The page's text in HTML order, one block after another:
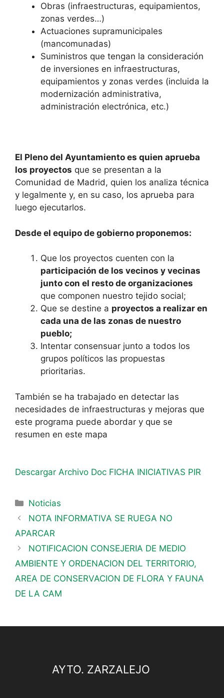
Obras (infraestructuras, equipamientos,
zonas verdes…)
Actuaciones supramunicipales
(mancomunadas)
Suministros que tengan la consideración
de inversiones en infraestructuras,
equipamientos y zonas verdes (incluida la
modernización administrativa,
administración electrónica, etc.)
El Pleno del Ayuntamiento es quien aprueba
los proyectos que se presentan a la
Comunidad de Madrid, quien los analiza técnica
y legalmente y, en su caso, los aprueba para
luego ejecutarlos.
Desde el equipo de gobierno proponemos:
Que los proyectos cuenten con la
participación de los vecinos y vecinas
junto con el resto de organizaciones
que componen nuestro tejido social;
Que se destine a proyectos a realizar en
cada una de las zonas de nuestro
pueblo;
Intentar consensuar junto a todos los
grupos políticos las propuestas
prioritarias.
También se ha trabajado en detectar las
necesidades de infraestructuras y mejoras que
este programa puede abordar y que se
resumen en este mapa
Descargar Archivo Doc FICHA INICIATIVAS PIR
Noticias
NOTA INFORMATIVA SE RUEGA NO
APARCAR
NOTIFICACION CONSEJERIA DE MEDIO
AMBIENTE Y ORDENACION DEL TERRITORIO,
AREA DE CONSERVACION DE FLORA Y FAUNA
DE LA CAM
AYTO. ZARZALEJO